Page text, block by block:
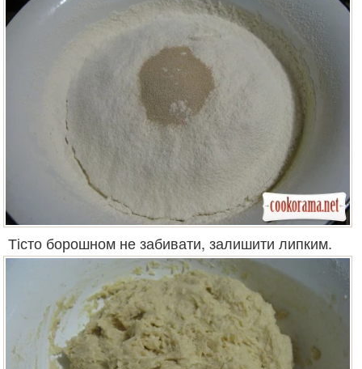
Тісто борошном не забивати, залишити липким.